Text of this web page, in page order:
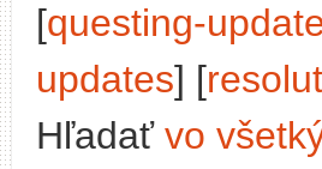
[questing-
updates] [
Hľadať vo